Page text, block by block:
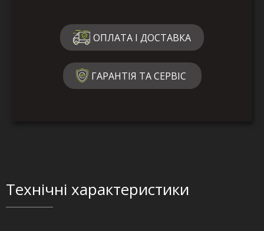
ОПЛАТА І ДОСТАВКА
ГАРАНТІЯ ТА СЕРВІС
Технічні характеристики